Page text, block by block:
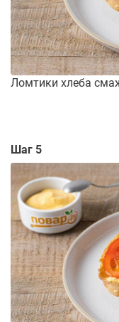
Ломтики хлеба
Шаг 5